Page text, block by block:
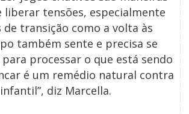
liberar tensões, especialmente
transição como a volta às
também sente e precisa se
processar o que está sendo
é um remédio natural contra
diz Marcella.